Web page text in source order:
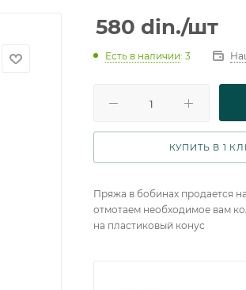
580 din./шт
Есть в наличии: 3
КУПИТЬ В 1
Пряжа в бобинах продается
отмотаем необходимое вам
на пластиковый конус